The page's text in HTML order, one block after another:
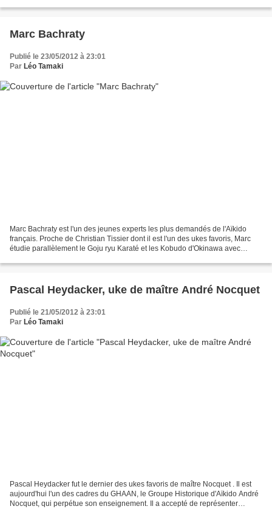
Marc Bachraty
Publié le 23/05/2012 à 23:01
Par Léo Tamaki
Marc Bachraty est l'un des jeunes experts les plus demandés de l'Aïkido
français. Proche de Christian Tissier dont il est l'un des ukes favoris, Marc
étudie parallèlement le Goju ryu Karaté et les Kobudo d'Okinawa avec
Pascal Heydacker, uke de maître André Nocquet
Publié le 21/05/2012 à 23:01
Par Léo Tamaki
Pascal Heydacker fut le dernier des ukes favoris de maître Nocquet . Il est
aujourd'hui l'un des cadres du GHAAN, le Groupe Historique d'Aïkido André
Nocquet, qui perpétue son enseignement. Il a accepté de représenter